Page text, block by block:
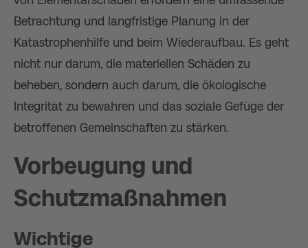
Betrachtung und langfristige Planung in der
Katastrophenhilfe und beim Wiederaufbau. Es geht
nicht nur darum, die materiellen Schäden zu
beheben, sondern auch darum, die ökologische
Integrität zu bewahren und das soziale Gefüge der
betroffenen Gemeinschaften zu stärken.
Vorbeugung und
Schutzmaßnahmen
Wichtige